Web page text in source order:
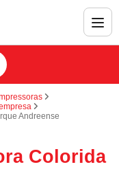
Andreense
Colorida